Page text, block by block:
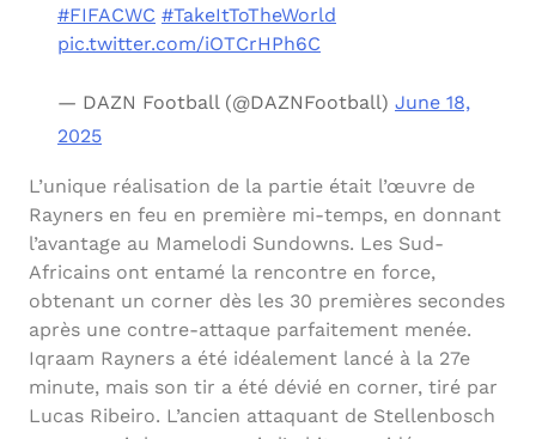
#FIFACWC #TakeItToTheWorld
pic.twitter.com/iOTCrHPh6C
— DAZN Football (@DAZNFootball) June 18,
2025
L’unique réalisation de la partie était l’œuvre de
Rayners en feu en première mi-temps, en donnant
l’avantage au Mamelodi Sundowns. Les Sud-
Africains ont entamé la rencontre en force,
obtenant un corner dès les 30 premières secondes
après une contre-attaque parfaitement menée.
Iqraam Rayners a été idéalement lancé à la 27e
minute, mais son tir a été dévié en corner, tiré par
Lucas Ribeiro. L’ancien attaquant de Stellenbosch